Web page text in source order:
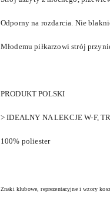
Odporny na rozdarcia. Nie
Młodemu piłkarzowi strój
PRODUKT POLSKI
> IDEALNY NA LEKCJE W-F,
100% poliester
Znaki klubowe, reprezentacyjne i wzory